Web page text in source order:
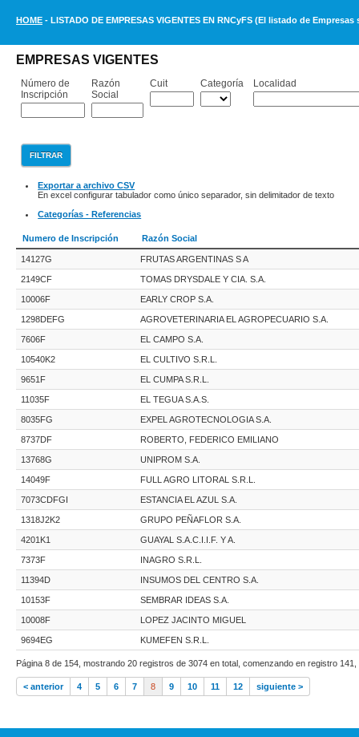
HOME - LISTADO DE EMPRESAS VIGENTES EN RNCyFS (El listado de
EMPRESAS VIGENTES
Número de
Inscripción
Razón
Social
Cuit Categoría Localidad
Exportar a archivo CSV
En excel configurar tabulador como único separador, sin delimitador de texto
Categorías - Referencias
Numero de Inscripción Razón Social
14127G FRUTAS ARGENTINAS S A
2149CF TOMAS DRYSDALE Y CIA. S.A.
10006F EARLY CROP S.A.
1298DEFG AGROVETERINARIA EL AGROPECUARIO S.A.
7606F EL CAMPO S.A.
10540K2 EL CULTIVO S.R.L.
9651F EL CUMPA S.R.L.
11035F EL TEGUA S.A.S.
8035FG EXPEL AGROTECNOLOGIA S.A.
8737DF ROBERTO, FEDERICO EMILIANO
13768G UNIPROM S.A.
14049F FULL AGRO LITORAL S.R.L.
7073CDFGI ESTANCIA EL AZUL S.A.
1318J2K2 GRUPO PEÑAFLOR S.A.
4201K1 GUAYAL S.A.C.I.I.F. Y A.
7373F INAGRO S.R.L.
11394D INSUMOS DEL CENTRO S.A.
10153F SEMBRAR IDEAS S.A.
10008F LOPEZ JACINTO MIGUEL
9694EG KUMEFEN S.R.L.
Página 8 de 154, mostrando 20 registros de 3074 en total, comenzando en registro 141,
< anterior 4 5 6 7 8 9 10 11 12 siguiente >